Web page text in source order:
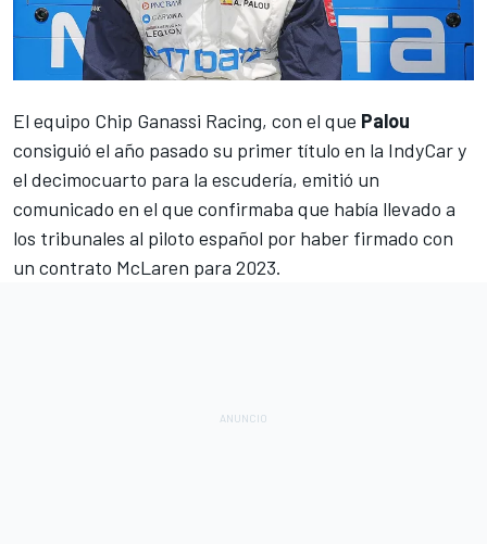
El equipo Chip Ganassi Racing, con el que Palou
consiguió el año pasado su primer título en la IndyCary
el decimocuarto para la escudería, emitió un
comunicado en el que confirmaba que había llevado a
los tribunales al piloto español por haber firmado con
un contrato McLaren para 2023.